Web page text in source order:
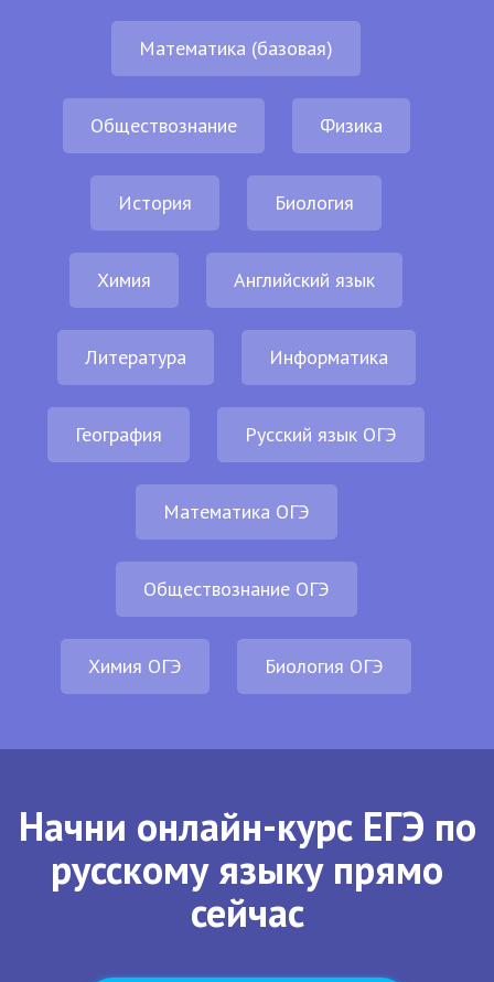
Математика (базовая)
Обществознание Физика
История Биология
Химия Английский язык
Литература Информатика
География Русский язык ОГЭ
Математика ОГЭ
Обществознание ОГЭ
Химия ОГЭ Биология ОГЭ
Начни онлайн-курс ЕГЭ по
русскому языку прямо
сейчас